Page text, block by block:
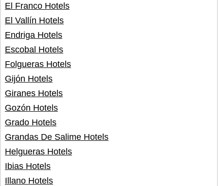
El Franco Hotels
El Vallín Hotels
Endriga Hotels
Escobal Hotels
Folgueras Hotels
Gijón Hotels
Giranes Hotels
Gozón Hotels
Grado Hotels
Grandas De Salime Hotels
Helgueras Hotels
Ibias Hotels
Illano Hotels